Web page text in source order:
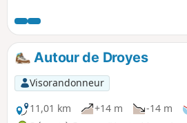
Voire. Quelques panneaux
d’interprétation expliquent la faune,
activités agricoles et la préservation
site classé Natura 2000.
Autour de Droyes
Visorandonneur
11,01 km
+14 m -14 m